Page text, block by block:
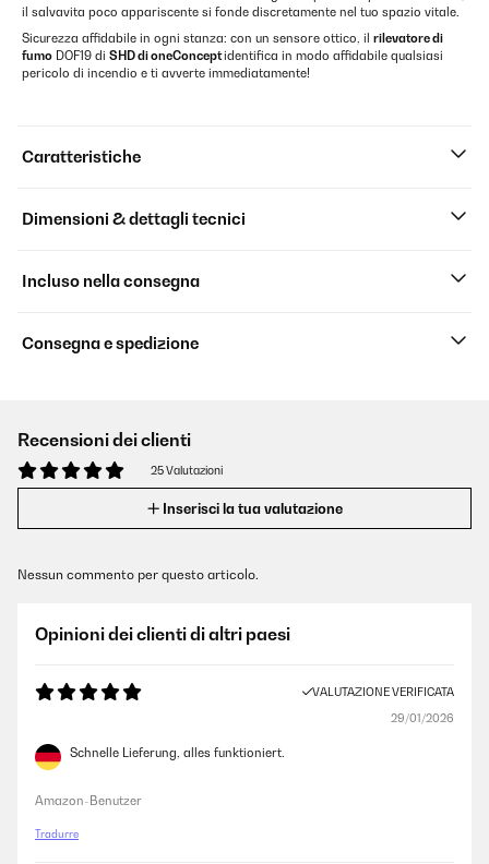
il salvavita poco appariscente si fonde discretamente nel tuo spazio vitale.
Sicurezza affidabile in ogni stanza: con un sensore ottico, il rilevatore di
fumo DOF19 di SHD di oneConceptidentifica in modo affidabile qualsiasi
pericolo di incendio e ti avverte immediatamente!
Caratteristiche
Dimensioni & dettagli tecnici
Incluso nella consegna
Consegna e spedizione
Recensioni dei clienti
25 Valutazioni
Inserisci la tua valutazione
Nessun commento per questo articolo.
Opinioni dei clienti di altri paesi
VALUTAZIONE VERIFICATA
29/01/2026
Schnelle Lieferung, alles funktioniert.
Amazon-Benutzer
Tradurre